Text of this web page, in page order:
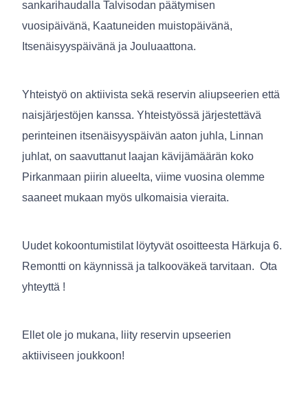
sankarihaudalla Talvisodan päätymisen
vuosipäivänä, Kaatuneiden muistopäivänä,
Itsenäisyyspäivänä ja Jouluaattona.
Yhteistyö on aktiivista sekä reservin aliupseerien että
naisjärjestöjen kanssa. Yhteistyössä järjestettävä
perinteinen itsenäisyyspäivän aaton juhla, Linnan
juhlat, on saavuttanut laajan kävijämäärän koko
Pirkanmaan piirin alueelta, viime vuosina olemme
saaneet mukaan myös ulkomaisia vieraita.
Uudet kokoontumistilat löytyvät osoitteesta Härkuja 6.
Remontti on käynnissä ja talkooväkeä tarvitaan. Ota
yhteyttä !
Ellet ole jo mukana, liity reservin upseerien
aktiiviseen joukkoon!